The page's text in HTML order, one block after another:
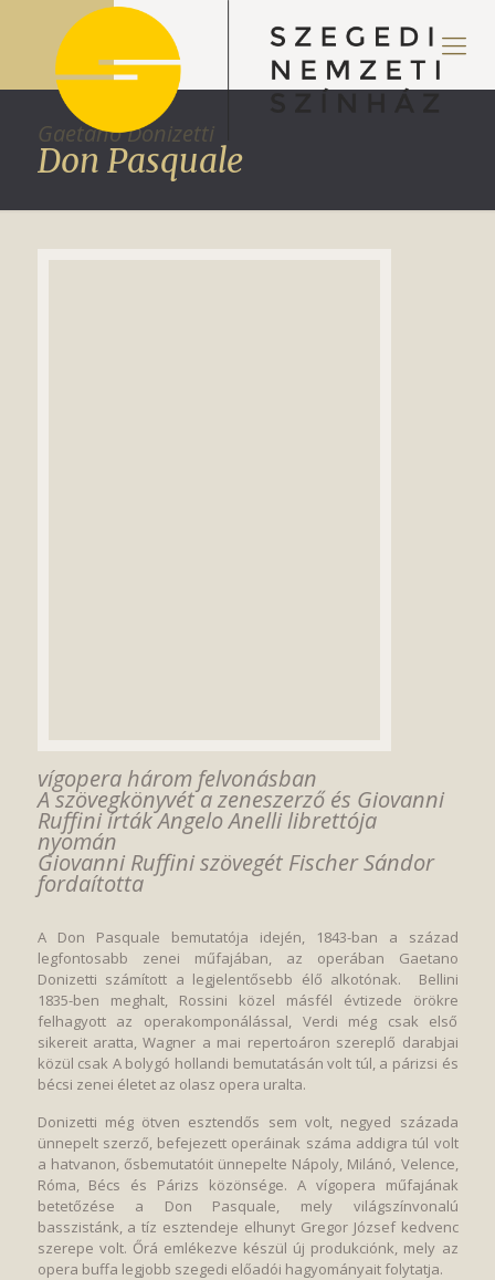
Gaetano Donizetti
Don Pasquale
vígopera három felvonásban
A szövegkönyvét a zeneszerző és Giovanni
Ruffini írták Angelo Anelli librettója
nyomán
Giovanni Ruffini szövegét Fischer Sándor
fordaította
A Don Pasquale bemutatója idején, 1843-ban a század
legfontosabb zenei műfajában, az operában Gaetano
Donizetti számított a legjelentősebb élő alkotónak. Bellini
1835-ben meghalt, Rossini közel másfél évtizede örökre
felhagyott az operakomponálással, Verdi még csak első
sikereit aratta, Wagner a mai repertoáron szereplő darabjai
közül csak A bolygó hollandi bemutatásán volt túl, a párizsi és
bécsi zenei életet az olasz opera uralta.
Donizetti még ötven esztendős sem volt, negyed százada
ünnepelt szerző, befejezett operáinak száma addigra túl volt
a hatvanon, ősbemutatóit ünnepelte Nápoly, Milánó, Velence,
Róma, Bécs és Párizs közönsége. A vígopera műfajának
betetőzése a Don Pasquale, mely világszínvonalú
basszistánk, a tíz esztendeje elhunyt Gregor József kedvenc
szerepe volt. Őrá emlékezve készül új produkciónk, mely az
opera buffa legjobb szegedi előadói hagyományait folytatja.